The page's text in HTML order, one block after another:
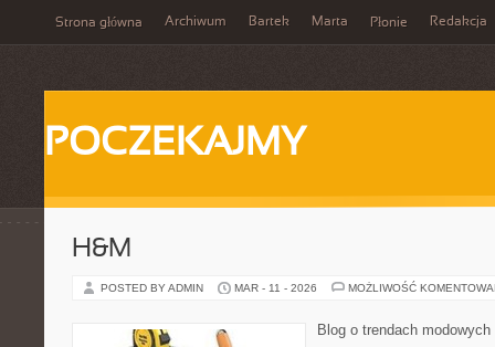
Strona główna Archiwum Bartek Marta Płonie Redakcja
POCZEKAJMY
H&M
POSTED BY ADMIN MAR - 11 - 2026 MOŻLIWOŚĆ
Blog o trendach